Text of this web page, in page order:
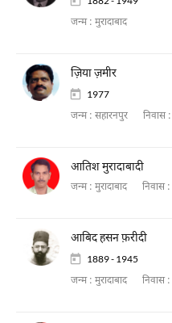
जन्म : मुरादाबाद
ज़िया ज़मीर
1977
जन्म : सहारनपुर निवास :
आतिश मुरादाबादी
जन्म : मुरादाबाद निवास :
आबिद हसन फ़रीदी
1889 - 1945
जन्म : मुरादाबाद निवास :